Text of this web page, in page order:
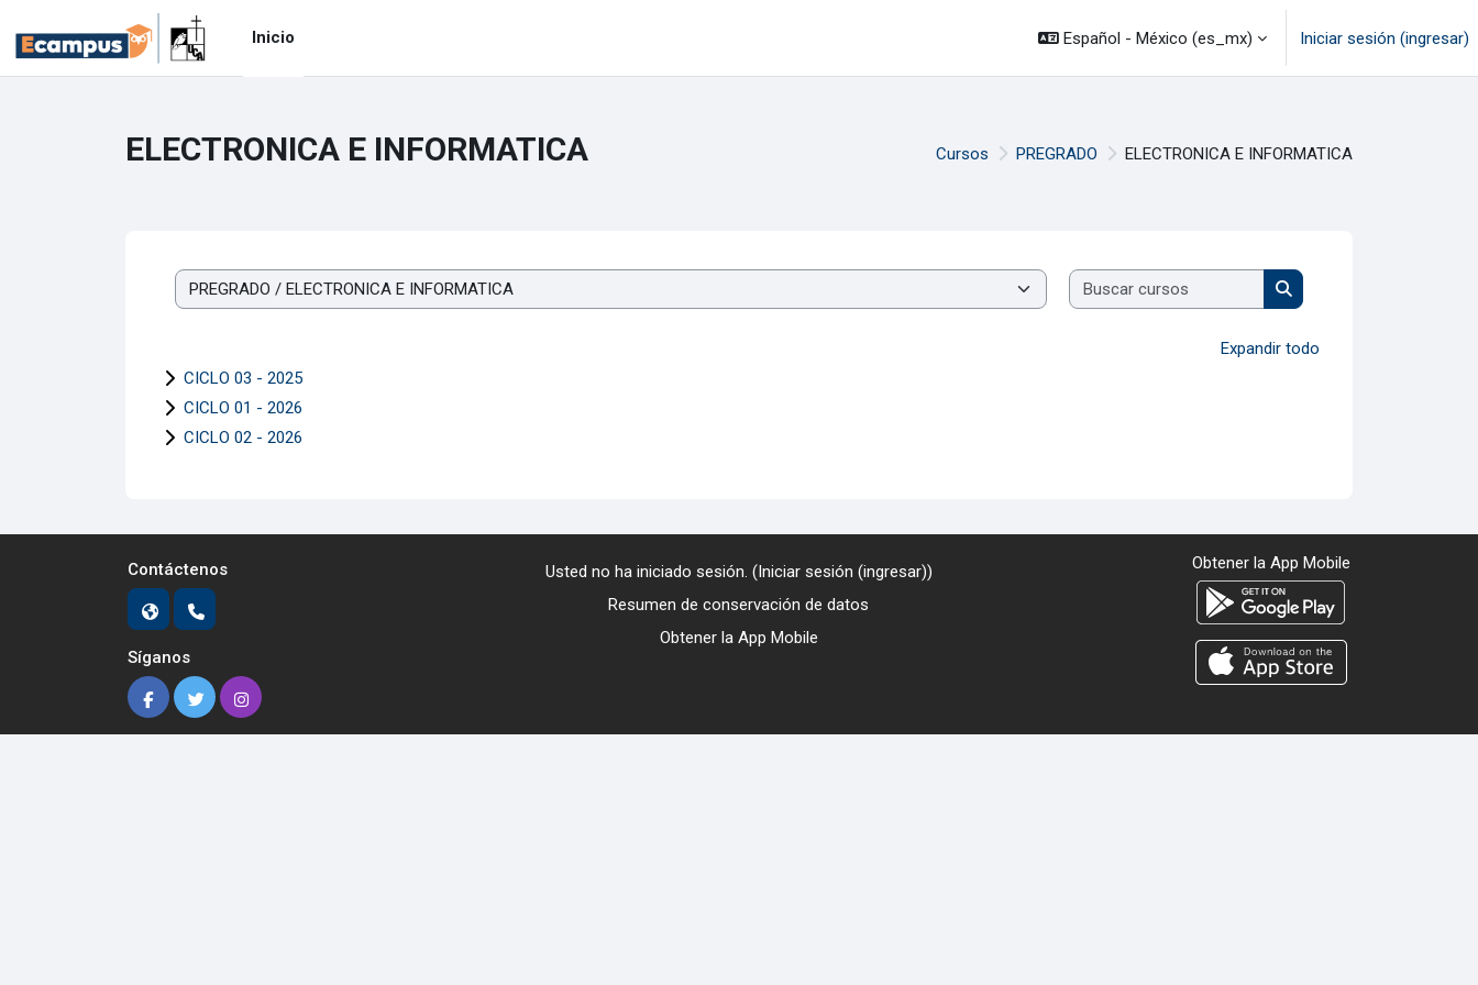
Saltar al contenido principal
Inicio
Español - México ‎(es_mx)‎ Iniciar sesión (ingresar)
ELECTRONICA E INFORMATICA Cursos PREGRADO ELECTRONICA E INFORMATICA
Categorías
Buscar cursos
Buscar cursos
Expandir todo
CICLO 03 - 2025
CICLO 01 - 2026
CICLO 02 - 2026
Contáctenos
Síganos
Usted no ha iniciado sesión. (Iniciar sesión (ingresar))
Resumen de conservación de datos
Obtener la App Mobile
Obtener la App Mobile